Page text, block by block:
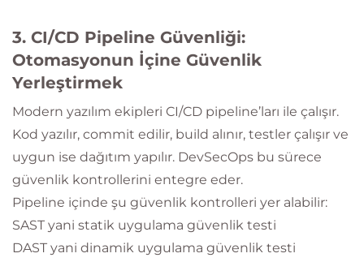
3. CI/CD Pipeline Güvenliği:
Otomasyonun İçine Güvenlik
Yerleştirmek
Modern yazılım ekipleri CI/CD pipeline’ları ile çalışır.
Kod yazılır, commit edilir, build alınır, testler çalışır ve
uygun ise dağıtım yapılır. DevSecOps bu sürece
güvenlik kontrollerini entegre eder.
Pipeline içinde şu güvenlik kontrolleri yer alabilir:
SAST yani statik uygulama güvenlik testi
DAST yani dinamik uygulama güvenlik testi